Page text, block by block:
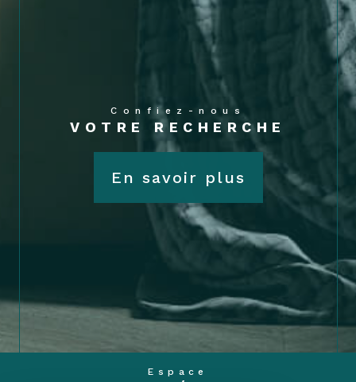
Confiez-nous
VOTRE RECHERCHE
En savoir plus
Espace